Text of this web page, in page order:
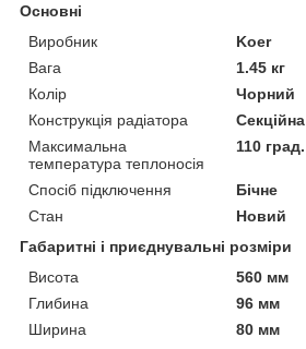
Основні
Виробник
Koer
Вага
1.45 кг
Колір
Чорний
Конструкція радіатора
Секційна
Максимальна
температура теплоносія
110 град.
Спосіб підключення
Бічне
Стан
Новий
Габаритні і приєднувальні розміри
Висота
560 мм
Глибина
96 мм
Ширина
80 мм